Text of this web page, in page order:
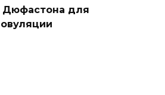
Дюфастона для